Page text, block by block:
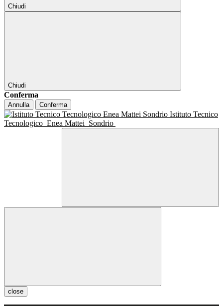
Chiudi
Chiudi
Conferma
Annulla Conferma
Istituto Tecnico
Tecnologico Enea Mattei Sondrio
close